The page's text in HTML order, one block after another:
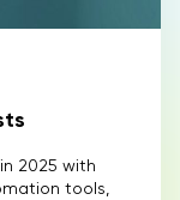
2025 with
tools,